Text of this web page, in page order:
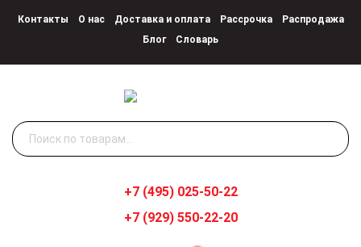
Контакты О нас Доставка и оплата Рассрочка
Распродажа
Блог
Словарь
Искать:
+7 (495) 025-50-22
+7 (929) 550-22-20